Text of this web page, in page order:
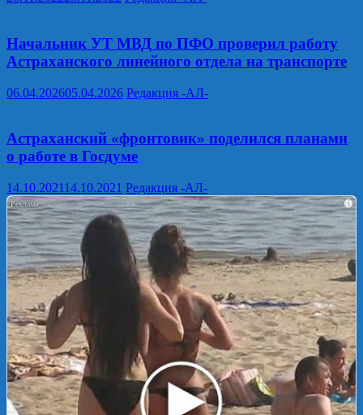
Начальник УТ МВД по ПФО проверил работу
Астраханского линейного отдела на транспорте
06.04.202605.04.2026 Редакция -АЛ-
Астраханский «фронтовик» поделился планами
о работе в Госдуме
14.10.202114.10.2021 Редакция -АЛ-
i